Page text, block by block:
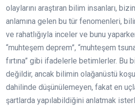
olaylarını araştıran bilim insanları,
anlamına gelen bu tür fenomenleri,
ve rahatlığıyla inceler ve bunu
“muhteşem deprem”, “muhteşem
fırtına” gibi ifadelerle betimlerler. Bu
değildir, ancak bilimin olağanüstü
dahilinde düşünülemeyen, fakat en
şartlarda yapılabildiğini anlatmak